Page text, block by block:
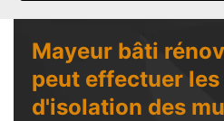
Mayeur bâti
peut effectuer
d'isolation des